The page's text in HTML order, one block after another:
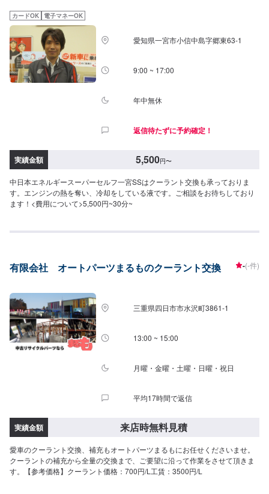
カードOK 電子マネーOK
愛知県一宮市小信中島字郷東63-1
9:00 ~ 17:00
年中無休
返信待たずに予約確定！
実績金額 5,500円〜
中日本エネルギースーパーセルフ一宮SSはクーラント交換も承っておりま
す。エンジンの熱を奪い、冷却をしている液です。ご相談をお待ちしており
ます！<費用について>5,500円~30分~
有限会社 オートパーツまるものクーラント交換 -(-件)
三重県四日市市水沢町3861-1
13:00 ~ 15:00
月曜・金曜・土曜・日曜・祝日
平均17時間で返信
実績金額 来店時無料見積
愛車のクーラント交換、補充もオートパーツまるもにお任せくださいませ。
クーラントの補充から全量の交換まで、ご要望に沿って作業をさせて頂きま
す。【参考価格】クーラント価格：700円/L工賃：3500円/L